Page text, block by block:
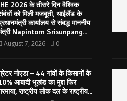
2026 के तीसरे दिन वैश्विक
को मिली मजबूती, थाईलैंड के
कार्यालय से संबद्ध माननीय
Napintorn Srisunpang...
August 7, 2026 0
नोएडा – 44 गांवों के किसानों के
आबादी भूखंड का मुद्दा फिर
राष्ट्रीय लोक दल के राष्ट्रीय...